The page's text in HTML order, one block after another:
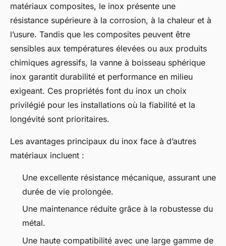
matériaux composites, le inox présente une
résistance supérieure à la corrosion, à la chaleur et à
l’usure. Tandis que les composites peuvent être
sensibles aux températures élevées ou aux produits
chimiques agressifs, la vanne à boisseau sphérique
inox garantit durabilité et performance en milieu
exigeant. Ces propriétés font du inox un choix
privilégié pour les installations où la fiabilité et la
longévité sont prioritaires.
Les avantages principaux du inox face à d’autres
matériaux incluent :
Une excellente résistance mécanique, assurant une
durée de vie prolongée.
Une maintenance réduite grâce à la robustesse du
métal.
Une haute compatibilité avec une large gamme de